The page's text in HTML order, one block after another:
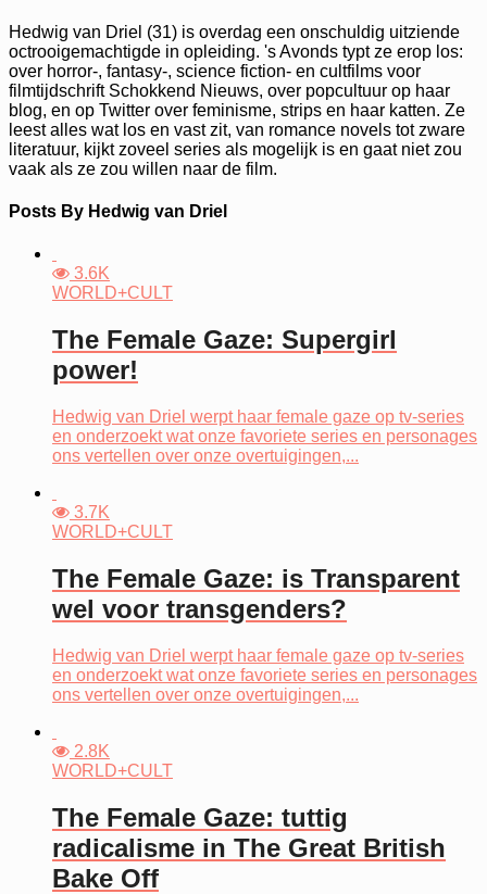
Hedwig van Driel (31) is overdag een onschuldig uitziende
octrooigemachtigde in opleiding. 's Avonds typt ze erop los:
over horror-, fantasy-, science fiction- en cultfilms voor
filmtijdschrift Schokkend Nieuws, over popcultuur op haar
blog, en op Twitter over feminisme, strips en haar katten. Ze
leest alles wat los en vast zit, van romance novels tot zware
literatuur, kijkt zoveel series als mogelijk is en gaat niet zou
vaak als ze zou willen naar de film.
Posts By Hedwig van Driel
3.6K
WORLD+CULT
The Female Gaze: Supergirl
power!
Hedwig van Driel werpt haar female gaze op tv-series
en onderzoekt wat onze favoriete series en personages
ons vertellen over onze overtuigingen,...
3.7K
WORLD+CULT
The Female Gaze: is Transparent
wel voor transgenders?
Hedwig van Driel werpt haar female gaze op tv-series
en onderzoekt wat onze favoriete series en personages
ons vertellen over onze overtuigingen,...
2.8K
WORLD+CULT
The Female Gaze: tuttig
radicalisme in The Great British
Bake Off